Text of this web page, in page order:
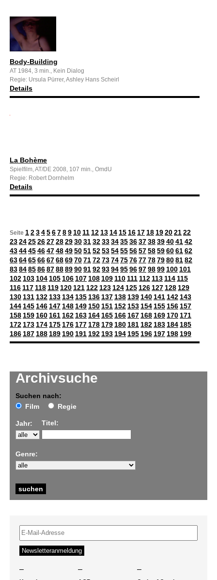
Archivsuche
Suchen nach:
Film
Regie
Jahr: Titel:
Genre:
Body-Building
AT 1984, 3 min., Kein Dialog
Regie: Ursula Pürrer, Ashley Hans Scheirl
Details
La Bohème
Spielfilm, AT/DE 2008, 107 min., OmdU
Regie: Robert Dornhelm
Details
Seite 123456789 10 11 12 13 14 15 16 17 18 19202122
2324252627282930313233343536373839404142
4344454647484950515253545556575859606162
6364656667686970717273747576777879808182
8384858687888990919293949596979899 100 101
102 103 104 105 106 107 108 109 110 111 112 113 114 115
116 117 118 119 120 121 122 123 124 125 126 127 128 129
130 131 132 133 134 135 136 137 138 139 140 141 142 143
144 145 146 147 148 149 150 151 152 153 154 155 156 157
158 159 160 161 162 163 164 165 166 167 168 169 170 171
172 173 174 175 176 177 178 179 180 181 182 183 184 185
186 187 188 189 190 191 192 193 194 195 196 197 198 199
– – –